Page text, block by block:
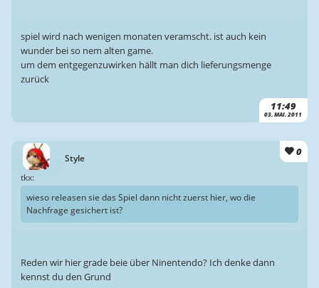
11:49
03. MAI. 2011
spiel wird nach wenigen monaten veramscht. ist auch kein
wunder bei so nem alten game.
um dem entgegenzuwirken hällt man dich lieferungsmenge
zurück
Style
0
tkx:
wieso releasen sie das Spiel dann nicht zuerst hier, wo die
Nachfrage gesichert ist?
Reden wir hier grade beie über Ninentendo? Ich denke dann
kennst du den Grund